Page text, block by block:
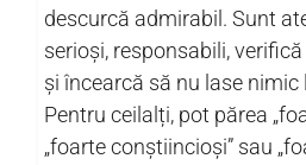
descurcă admirabil. Sunt
serioși, responsabili,
și încearcă să nu lase
Pentru ceilalți, pot părea
„foarte conștiincioși” sau